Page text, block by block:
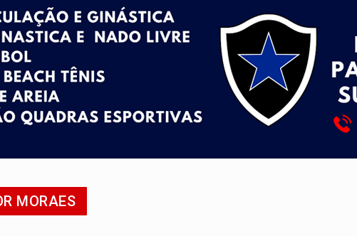
em Rondônia coincide com investigação sob sigilo
é legal, mas não pode ser automático
200 ações de Marcos Rogério para Rondônia
em PVH e transforma Aramix em Super Nova Era
e transforma Brasil em corredor da cocaína
na BR-364 duas semanas após condenação do matador do filho
MORAES